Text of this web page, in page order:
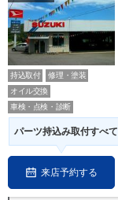
持込取付
修理・塗装
オイル交換
車検・点検・診断
パーツ持込み取付すべて
来店予約する